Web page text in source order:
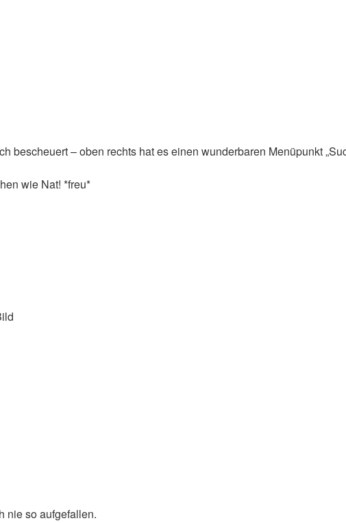
bescheuert – oben rechts hat es einen wunderbaren Menüpunkt
wie Nat! *freu*
nie so aufgefallen.